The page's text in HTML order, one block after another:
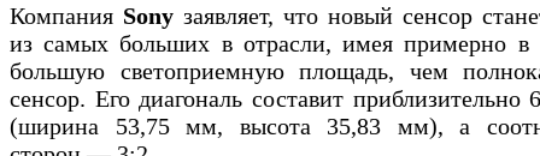
Компания Sony заявляет, что новый сенсор
из самых больших в отрасли, имея примерно в
большую светоприемную площадь, чем
сенсор. Его диагональ составит приблизительно
(ширина 53,75 мм, высота 35,83 мм), а